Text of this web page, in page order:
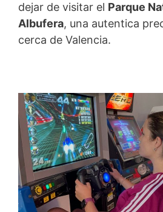
dejar de visitar el Parque
Albufera, una autentica
cerca de Valencia.